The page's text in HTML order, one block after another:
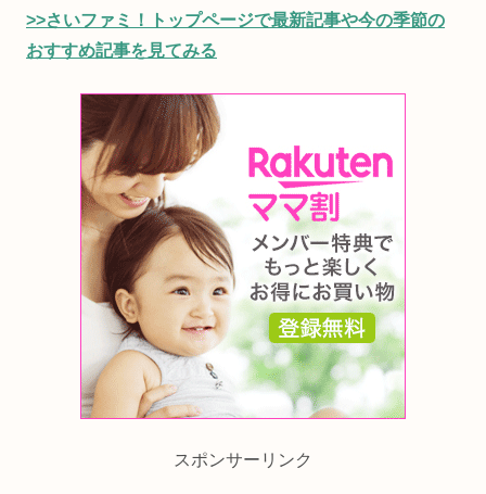
>>さいファミ！トップページで最新記事や今の季節の
おすすめ記事を見てみる
スポンサーリンク